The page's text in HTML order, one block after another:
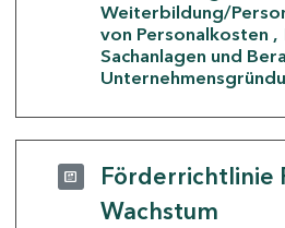
Weiterbildung/
von Personalkosten
Sachanlagen und
Förderrichtlinie
Wachstum